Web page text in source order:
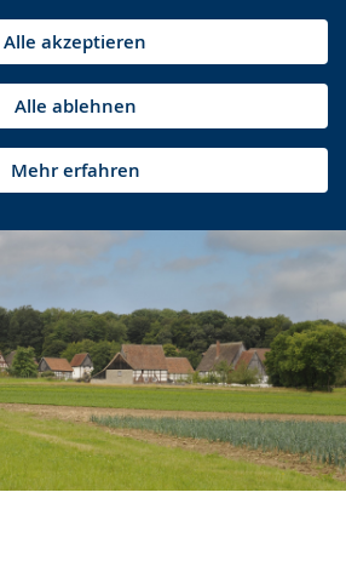
Alle akzeptieren
Alle ablehnen
Mehr erfahren